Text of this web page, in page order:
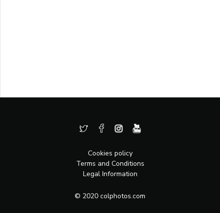
Cookies policy
Terms and Conditions
Legal Information
© 2020 colphotos.com